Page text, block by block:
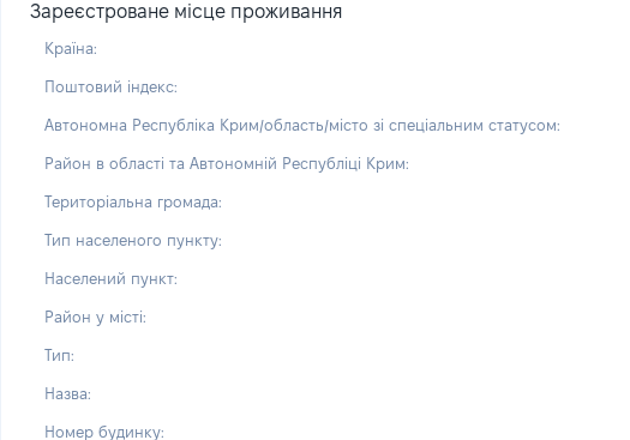
Зареєстроване місце проживання
Країна:
Поштовий індекс:
Автономна Республіка Крим/область/місто зі спеціальним статусом:
Район в області та Автономній Республіці Крим:
Територіальна громада:
Тип населеного пункту:
Населений пункт:
Район у місті:
Тип:
Назва:
Номер будинку: